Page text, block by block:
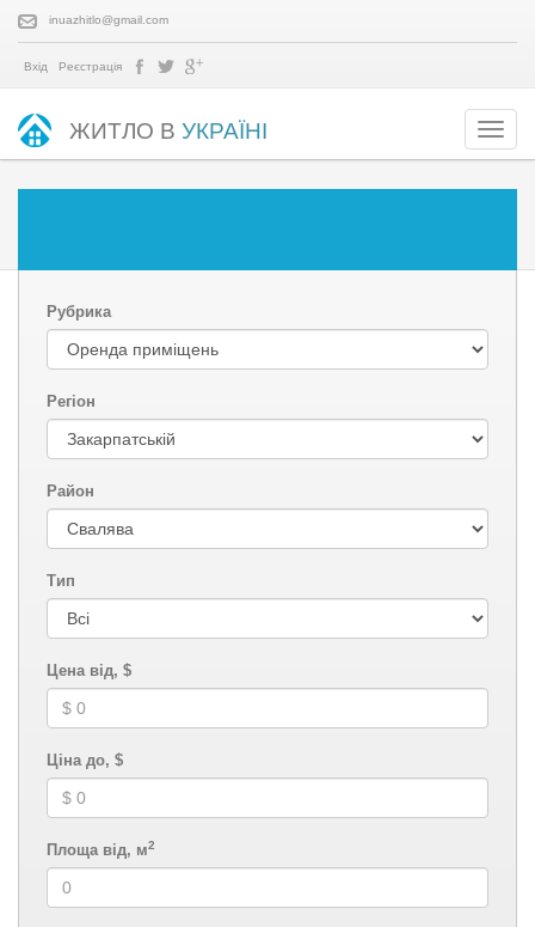
inuazhitlo@gmail.com
Вхід Реєстрація
ЖИТЛО В УКРАЇНІ
Рубрика
Регіон
Район
Тип
Цена від, $
Ціна до, $
Площа від, м2